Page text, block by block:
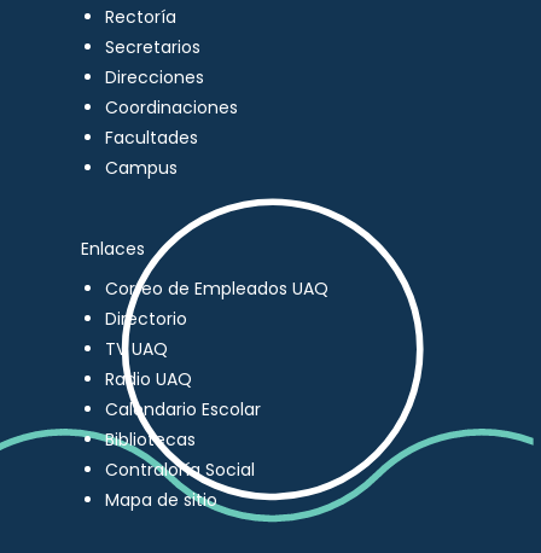
Rectoría
Secretarios
Direcciones
Coordinaciones
Facultades
Campus
Enlaces
Correo de Empleados UAQ
Directorio
TV UAQ
Radio UAQ
Calendario Escolar
Bibliotecas
Contraloría Social
Mapa de sitio